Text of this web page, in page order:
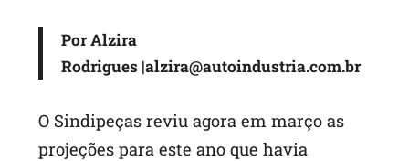
PorAlzira
Rodrigues |alzira@autoindustria.com.br
O Sindipeças reviu agora em março as
projeções para este ano que havia